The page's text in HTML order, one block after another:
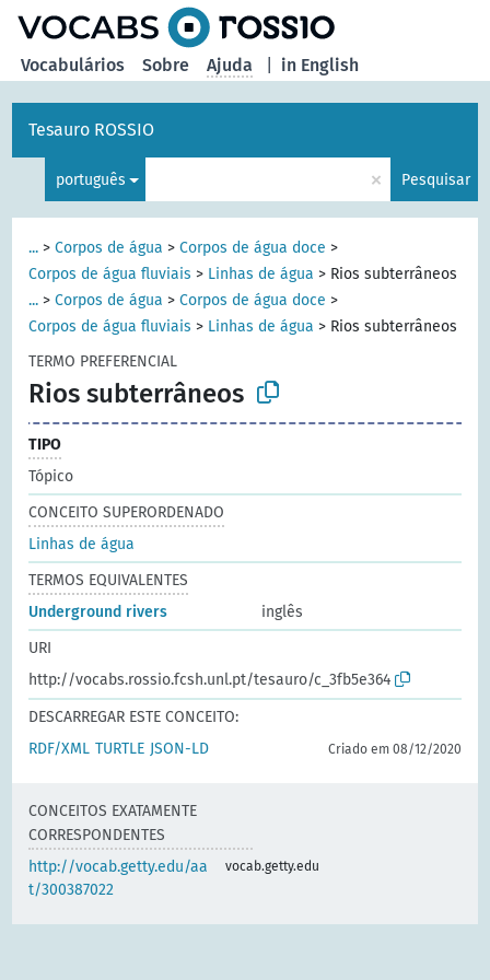
in English
Vocabulários Sobre Ajuda
Tesauro ROSSIO
português × Pesquisar
... >Corpos de água >Corpos de água doce >
Corpos de água fluviais > Linhas de água > Rios subterrâneos
... >Corpos de água >Corpos de água doce >
Corpos de água fluviais > Linhas de água > Rios subterrâneos
TERMO PREFERENCIAL
Rios subterrâneos
TIPO
Tópico
CONCEITO SUPERORDENADO
Linhas de água
TERMOS EQUIVALENTES
Underground rivers
inglês
URI
http://vocabs.rossio.fcsh.unl.pt/tesauro/c_3fb5e364
DESCARREGAR ESTE CONCEITO:
RDF/XML TURTLE JSON-LD Criado em 08/12/2020
CONCEITOS EXATAMENTE
CORRESPONDENTES
http://vocab.getty.edu/aa
t/300387022
vocab.getty.edu